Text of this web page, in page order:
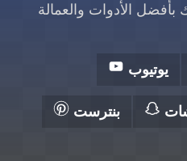
الأدوات والعمالة
يوتيوب
بنترست